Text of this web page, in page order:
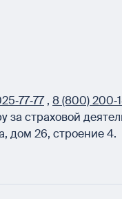
, 8 (800)
страховой
дом 26, строение 4.